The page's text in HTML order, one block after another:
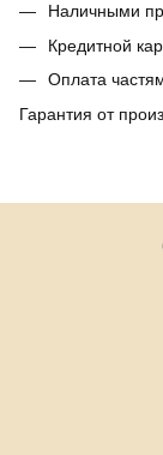
Наличными
Кредитной
Оплата
Гарантия от